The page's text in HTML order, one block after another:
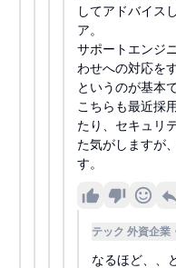
してアドバイス
ア。
サポートエンジ
わせへの対応を
というのが基本
こちらも最近採
たり、セキュリ
た気がしますが
す。
テック 外資企業
なるほど、、